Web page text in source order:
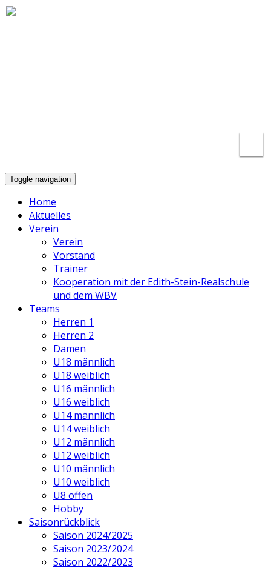
Toggle navigation
Home
Aktuelles
Verein
Verein
Vorstand
Trainer
Kooperation mit der Edith-Stein-Realschule
und dem WBV
Teams
Herren 1
Herren 2
Damen
U18 männlich
U18 weiblich
U16 männlich
U16 weiblich
U14 männlich
U14 weiblich
U12 männlich
U12 weiblich
U10 männlich
U10 weiblich
U8 offen
Hobby
Saisonrückblick
Saison 2024/2025
Saison 2023/2024
Saison 2022/2023